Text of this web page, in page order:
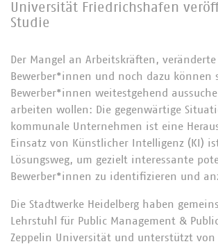
Universität Friedrichshafen
Studie
Der Mangel an Arbeitskräften,
Bewerber*innen und noch dazu können
Bewerber*innen weitestgehend
arbeiten wollen: Die gegenwärtige
kommunale Unternehmen ist eine
Einsatz von Künstlicher Intelligenz (KI)
Lösungsweg, um gezielt interessante
Bewerber*innen zu identifizieren und
Die Stadtwerke Heidelberg haben
Lehrstuhl für Public Management &
Zeppelin Universität und unterstützt von